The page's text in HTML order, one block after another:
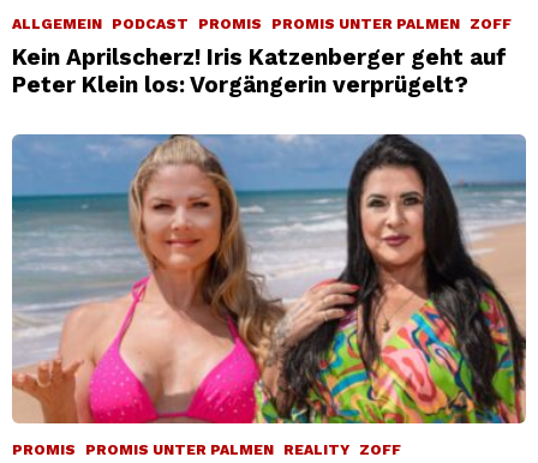
ALLGEMEIN PODCAST PROMIS PROMIS UNTER PALMEN ZOFF
Kein Aprilscherz! Iris Katzenberger geht auf
Peter Klein los: Vorgängerin verprügelt?
PROMIS PROMIS UNTER PALMEN REALITY ZOFF